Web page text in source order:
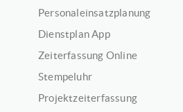
Personaleinsatzplanung
Dienstplan App
Zeiterfassung Online
Stempeluhr
Projektzeiterfassung